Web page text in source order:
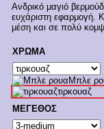
was:
€36,90.
τιμή
είναι:
€29,28.
Ανδρικό μαγιό
ευχάριστη εφαρμογή.
μέση και σε πολύ
ΧΡΩΜΑ
Μπλε
τιρκουαζ
ΜΕΓΕΘΟΣ